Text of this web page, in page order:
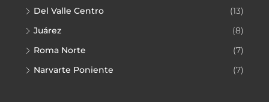
Del Valle Centro
(13)
Juárez
(8)
Roma Norte
(7)
Narvarte Poniente
(7)